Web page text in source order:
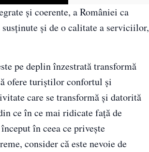
şi coerente, a României ca
şi de o calitate a serviciilor,
pe deplin înzestrată transformă
ofere turiştilor confortul şi
care se transformă şi datorită
ce în ce mai ridicate faţă de
în ceea ce priveşte
consider că este nevoie de